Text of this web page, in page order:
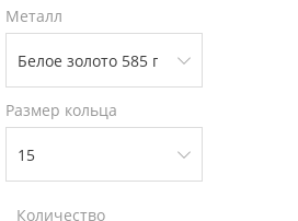
Металл
Размер кольца
Количество